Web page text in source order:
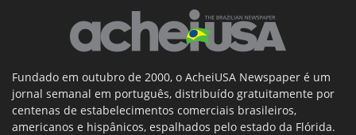
Fundado em outubro de 2000, o AcheiUSA Newspaper é um
jornal semanal em português, distribuído gratuitamente por
centenas de estabelecimentos comerciais brasileiros,
americanos e hispânicos, espalhados pelo estado da Flórida.